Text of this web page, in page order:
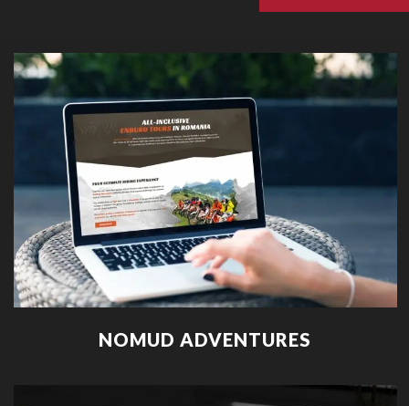
NOMUD ADVENTURES